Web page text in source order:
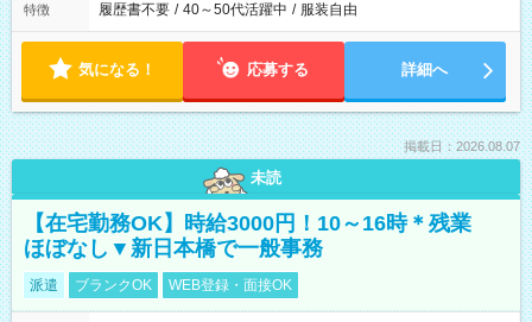
特徴 履歴書不要 / 40～50代活躍中 / 服装自由
気になる！ 応募する 詳細へ
掲載日：2026.08.07
未読
【在宅勤務OK】時給3000円！10～16時＊残業
ほぼなし▼新日本橋で一般事務
派遣 ブランクOK WEB登録・面接OK